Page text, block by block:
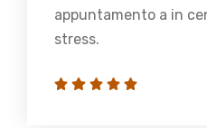
appuntamento a in
stress.